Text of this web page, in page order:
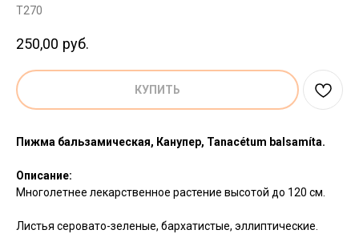
T270
250,00 руб.
КУПИТЬ
Пижма бальзамическая, Канупер, Tanacétum balsamíta.
Описание:
Многолетнее лекарственное растение высотой до 120 см.
Листья серовато-зеленые, бархатистые, эллиптические.